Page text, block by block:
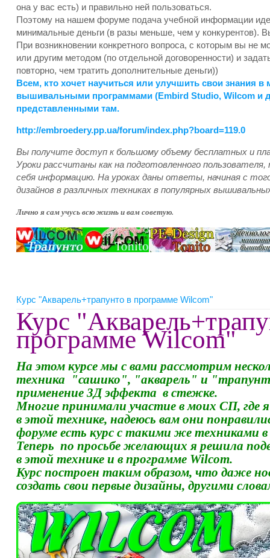
она у вас есть) и правильно ней пользоваться.
Поэтому на нашем форуме подача учебной информации
минимальные деньги (в разы меньше, чем у конкурентов).
При возникновении конкретного вопроса, с которым вы не
или другим методом (по отдельной договоренности) и
повторно, чем тратить дополнительные деньги))
Всем, кто хочет научиться или улучшить свои
вышивальными программами (Embird Studio, Wilcom и
представленными там.
http://embroedery.pp.ua/forum/index.php?board=119.0
Вы получите доступ к большому объему бесплатных и
Уроки рассчитаны как на подготовленного
себя информацию. На уроках даны ответы, начиная с
дизайнов в различных техниках в популярных
Лично я сам учусь всю жизнь и вам советую.
Курс "Акварель+трапунто в программе Wilcom"
Курс
программе Wilcom"
На этом курсе мы с вами рассмотрим
техника "сашико", "акварель" и
применение 3Д эффекта в стежке.
Многие принимали участие в моих СП, где
в этой технике, надеюсь вам они
форуме есть курс с такими же техниками
Теперь по просьбе желающих я решила
в этой технике и в программе Wilcom.
Курс построен таким образом, что даже
создать свои первые дизайны, другими